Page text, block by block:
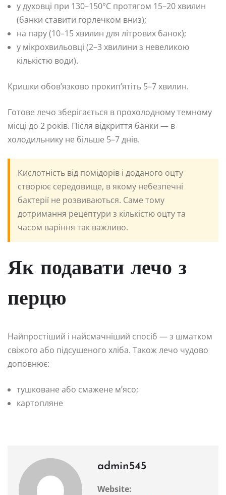
у духовці при 130–150°C протягом 15–20 хвилин
(банки ставити горлечком вниз);
на пару (10–15 хвилин для літрових банок);
у мікрохвильовці (2–3 хвилини з невеликою
кількістю води).
Кришки обов’язково прокип’ятіть 5–7 хвилин.
Готове лечо зберігається в прохолодному темному
місці до 2 років. Після відкриття банки — в
холодильнику не більше 5–7 днів.
Кислотність від помідорів і доданого оцту
створює середовище, в якому небезпечні
бактерії не розвиваються. Саме тому
дотримання рецептури з кількістю оцту та
часом варіння так важливо.
Як подавати лечо з
перцю
Найпростіший і найсмачніший спосіб — з шматком
свіжого або підсушеного хліба. Також лечо чудово
доповнює:
тушковане або смажене м’ясо;
картопляне
admin545
Website: